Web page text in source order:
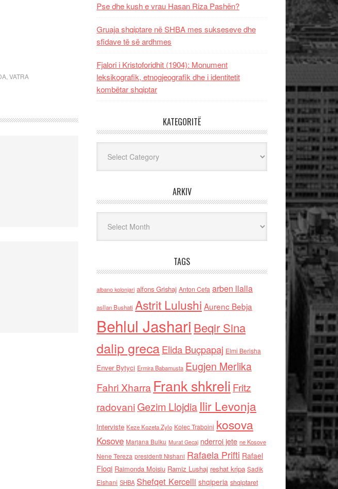
VATRA
Pse dhe kush e vrau Hasan Riza Pashën?
Gruaja shqiptare në SHBA mes sukseseve dhe
sfidave të së ardhmes
Fjalori i Kristoforidhit (1904): Monument
leksikografik, etnogjeografik dhe i identitetit
kombëtar shqiptar
KATEGORITË
ARKIV
TAGS
albano kolonjari alfons Grishaj Anton Cefa arben llalla
asllan Bushati Astrit Lulushi Aurenc Bebja
Behlul Jashari Beqir Sina
dalip grecaElida Buçpapaj Elmi Berisha
Enver Bytyci Ermira Babamusta Eugjen Merlika
Fahri Xharra Frank shkreli Fritz
radovaniGezim Llojdia Ilir Levonja
Interviste Keze Kozeta Zylo Kolec Traboini kosova
Kosove Marjana Bulku Murat Gecaj nderroi jete ne Kosove
Nene Tereza presidenti Nishani Rafaela Prifti Rafael
Floqi Raimonda Moisiu Ramiz Lushaj reshat kripa Sadik
Elshani SHBA Shefqet Kercelli shqiperia shqiptaret